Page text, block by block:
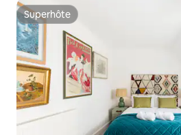
Superhôte
Superhôte